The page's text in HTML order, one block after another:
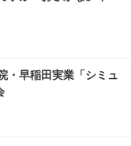
・早稲田実業「シミュ